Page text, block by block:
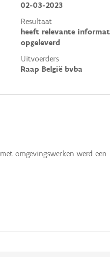
02-03-2023
Resultaat
heeft relevante
opgeleverd
Uitvoerders
Raap België bvba
omgevingswerken werd een